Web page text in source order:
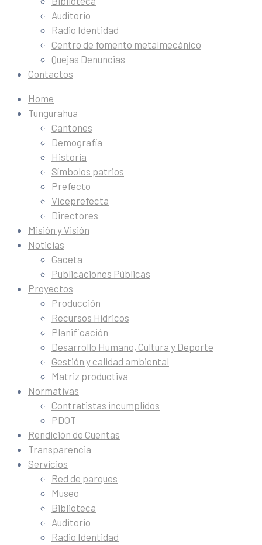
Auditorio
Radio Identidad
Centro de fomento metalmecánico
Quejas Denuncias
Contactos
Home
Tungurahua
Cantones
Demografía
Historia
Símbolos patrios
Prefecto
Viceprefecta
Directores
Misión y Visión
Noticias
Gaceta
Publicaciones Públicas
Proyectos
Producción
Recursos Hídricos
Planificación
Desarrollo Humano, Cultura y Deporte
Gestión y calidad ambiental
Matriz productiva
Normativas
Contratistas incumplidos
PDOT
Rendición de Cuentas
Transparencia
Servicios
Red de parques
Museo
Biblioteca
Auditorio
Radio Identidad